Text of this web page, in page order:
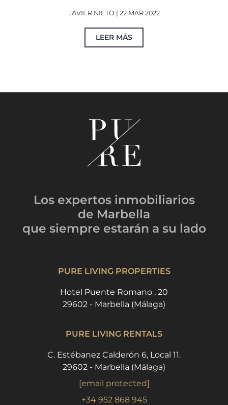
JAVIER NIETO | 22 MAR 2022
LEER MÁS
Los expertos inmobiliarios
de Marbella
que siempre estarán a su lado
PURE LIVING PROPERTIES
Hotel Puente Romano , 20
29602 - Marbella (Málaga)
PURE LIVING RENTALS
C. Estébanez Calderón 6, Local 11.
29602 - Marbella (Málaga)
[email protected]
+34 952 868 945